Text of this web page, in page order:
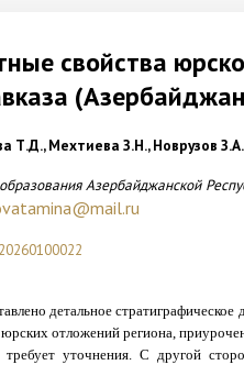
свойства
Т.Д., Мехтиева З.Н., Новрузов З.А.
Азербайджанской
детальное
отложений региона,
требует уточнения.С другой